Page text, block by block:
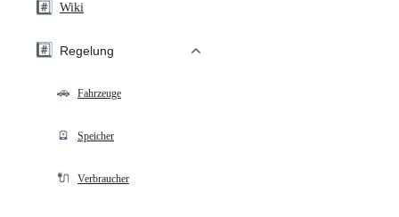
#️⃣ Wiki
#️⃣ Regelung
🚗 Fahrzeuge
🪫 Speicher
🔌 Verbraucher